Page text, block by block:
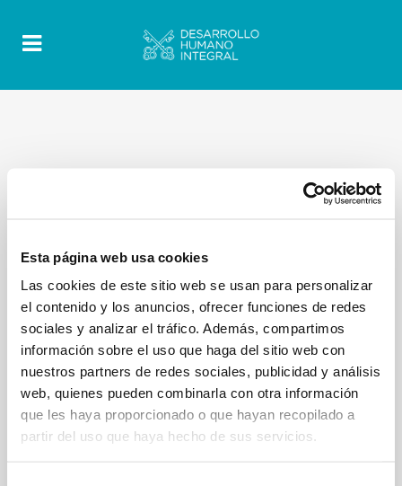
Esta página web usa cookies
Las cookies de este sitio web se usan para personalizar
el contenido y los anuncios, ofrecer funciones de redes
sociales y analizar el tráfico. Además, compartimos
información sobre el uso que haga del sitio web con
nuestros partners de redes sociales, publicidad y análisis
web, quienes pueden combinarla con otra información
que les haya proporcionado o que hayan recopilado a
partir del uso que haya hecho de sus servicios.